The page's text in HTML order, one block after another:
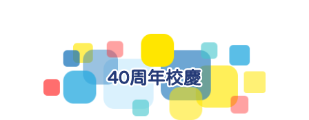
40周年校慶